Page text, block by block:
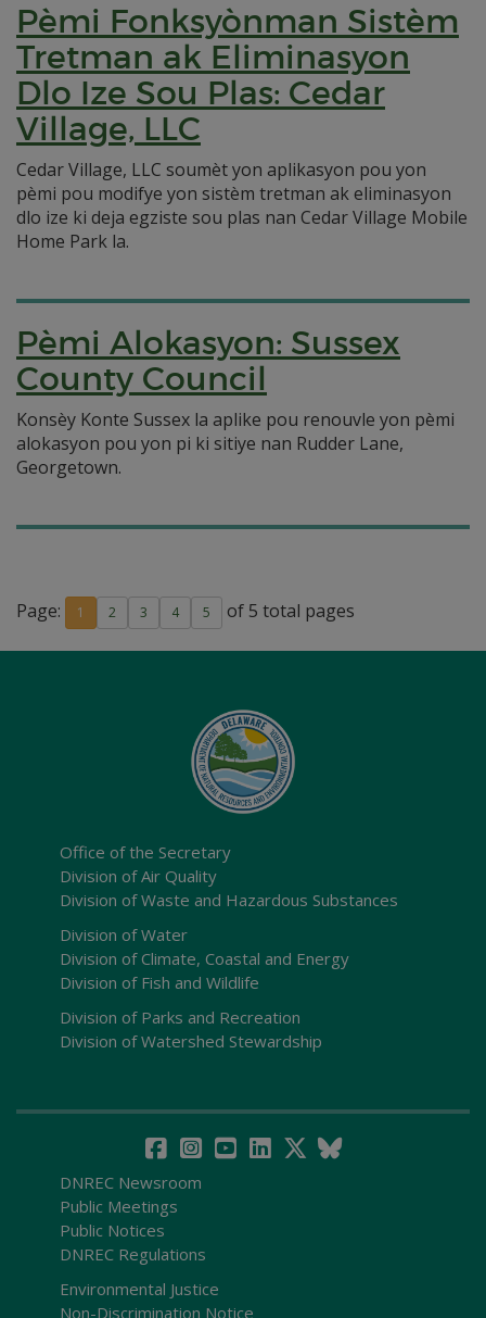
Pèmi Fonksyònman Sistèm
Tretman ak Eliminasyon
Dlo Ize Sou Plas: Cedar
Village, LLC
Cedar Village, LLC soumèt yon aplikasyon pou yon
pèmi pou modifye yon sistèm tretman ak eliminasyon
dlo ize ki deja egziste sou plas nan Cedar Village Mobile
Home Park la.
Pèmi Alokasyon: Sussex
County Council
Konsèy Konte Sussex la aplike pou renouvle yon pèmi
alokasyon pou yon pi ki sitiye nan Rudder Lane,
Georgetown.
Page: 1 2 3 4 5 of 5 total pages
Office of the Secretary
Division of Air Quality
Division of Waste and Hazardous Substances
Division of Water
Division of Climate, Coastal and Energy
Division of Fish and Wildlife
Division of Parks and Recreation
Division of Watershed Stewardship
DNREC Newsroom
Public Meetings
Public Notices
DNREC Regulations
Environmental Justice
Non-Discrimination Notice